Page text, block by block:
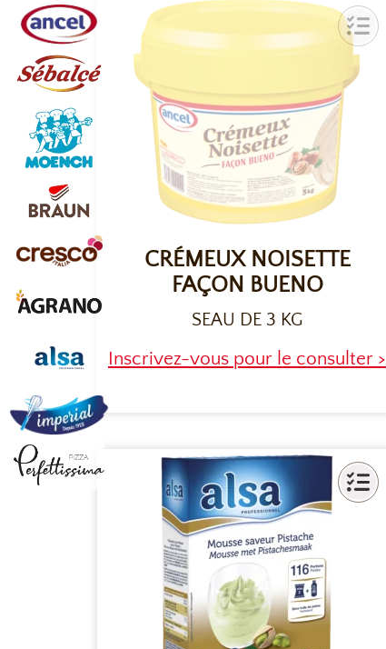
CRÉMEUX NOISETTE
FAÇON BUENO
SEAU DE 3 KG
Inscrivez-vous pour le consulter >